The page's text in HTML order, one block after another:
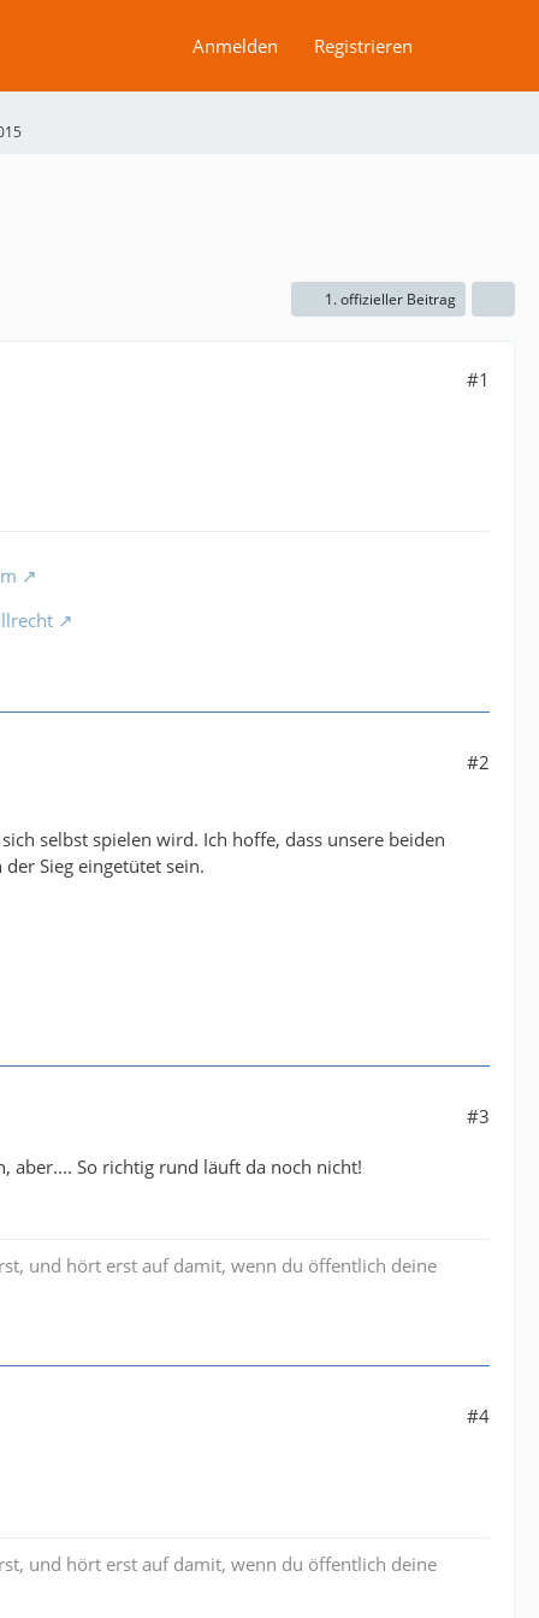
Anmelden Registrieren
1. offizieller Beitrag
#1
#2
selbst spielen wird. Ich hoffe, dass unsere beiden
Sieg eingetütet sein.
#3
aber.... So richtig rund läuft da noch nicht!
und hört erst auf damit, wenn du öffentlich deine
#4
und hört erst auf damit, wenn du öffentlich deine